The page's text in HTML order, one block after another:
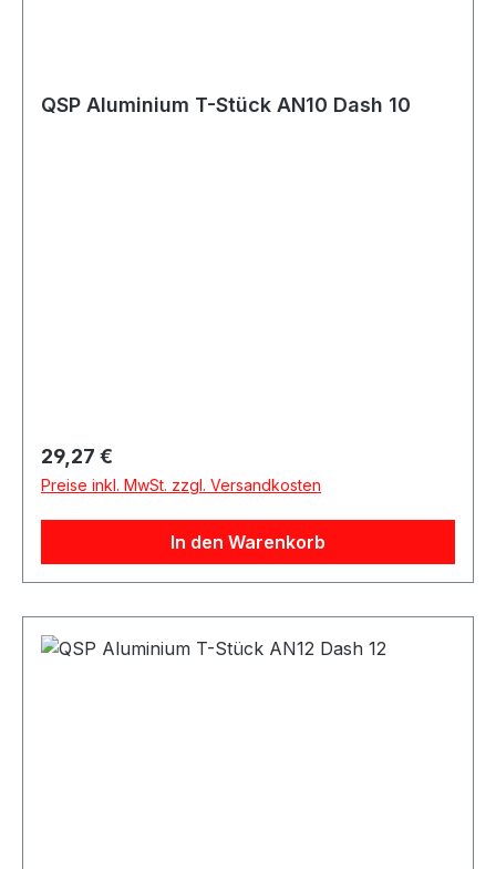
QSP Aluminium T-Stück AN10 Dash 10
Regulärer Preis:
29,27 €
Preise inkl. MwSt. zzgl. Versandkosten
In den Warenkorb